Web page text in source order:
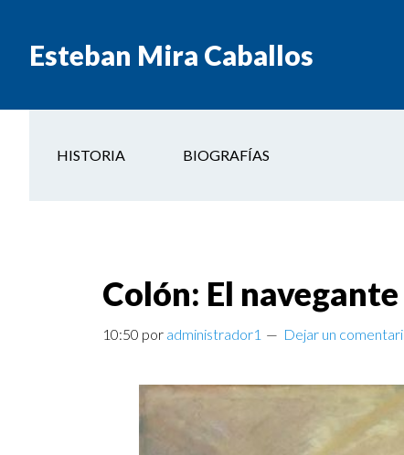
Esteban Mira Caballos
HISTORIA BIOGRAFÍAS
Colón: El
10:50 por administrador1 Dejar un